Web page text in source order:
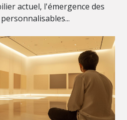
actuel, l'émergence des